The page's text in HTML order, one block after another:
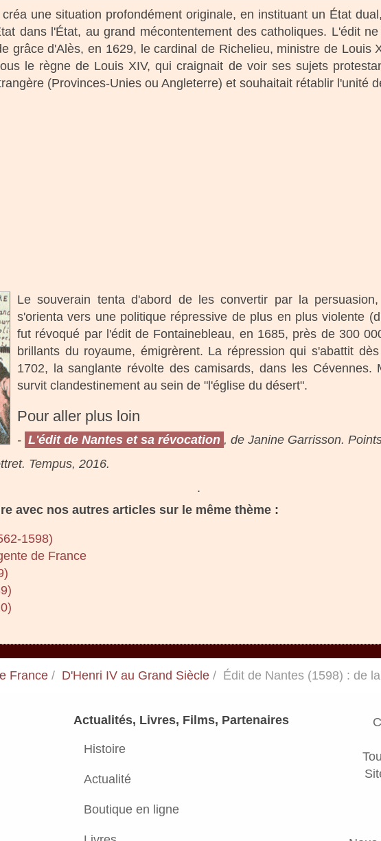
une situation profondément originale, en instituant un État
dans l'État, au grand mécontentement des catholiques. L'édit
grâce d'Alès, en 1629, le cardinal de Richelieu, ministre de Louis
le règne de Louis XIV, qui craignait de voir ses sujets
(Provinces-Unies ou Angleterre) et souhaitait rétablir l'unité
Le souverain tenta d'abord de les convertir par la
s'orienta vers une politique répressive de plus en plus violente
fut révoqué par l'édit de Fontainebleau, en 1685, près de 300
brillants du royaume, émigrèrent. La répression qui s'abattit
1702, la sanglante révolte des camisards, dans les Cévennes.
survit clandestinement au sein de "l'église du désert".
Pour aller plus loin
- L'édit de Nantes et sa révocation , de Janine Garrisson.
Tempus, 2016.
.
avec nos autres articles sur le même thème :
1598)
de France
France D'Henri IV au Grand Siècle Édit de Nantes (1598) : de
Actualités, Livres, Films, Partenaires
Histoire
Actualité
Boutique en ligne